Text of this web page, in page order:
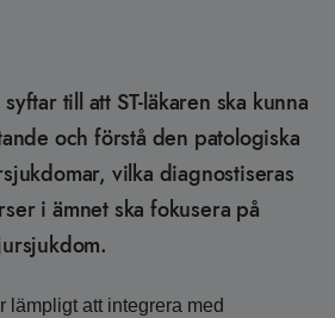
till att ST-läkaren ska kunna
och förstå den patologiska
vilka diagnostiseras
i ämnet ska fokusera på
lämpligt att integrera med